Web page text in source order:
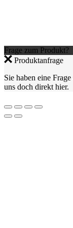
Frage zum Produkt?
Produktanfrage
Sie haben eine
uns doch direkt hier.